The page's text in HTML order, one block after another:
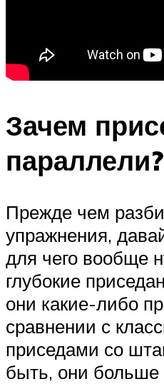
Зачем
параллели?
Прежде чем
упражнения,
для чего вообще
глубокие
они какие-либо
сравнении с
приседами со
быть, они больше